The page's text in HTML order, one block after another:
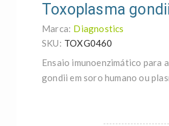
Toxoplasma
Marca: Diagnostics
SKU: TOXG0460
Ensaio imunoenzimático para
gondii em soro humano ou